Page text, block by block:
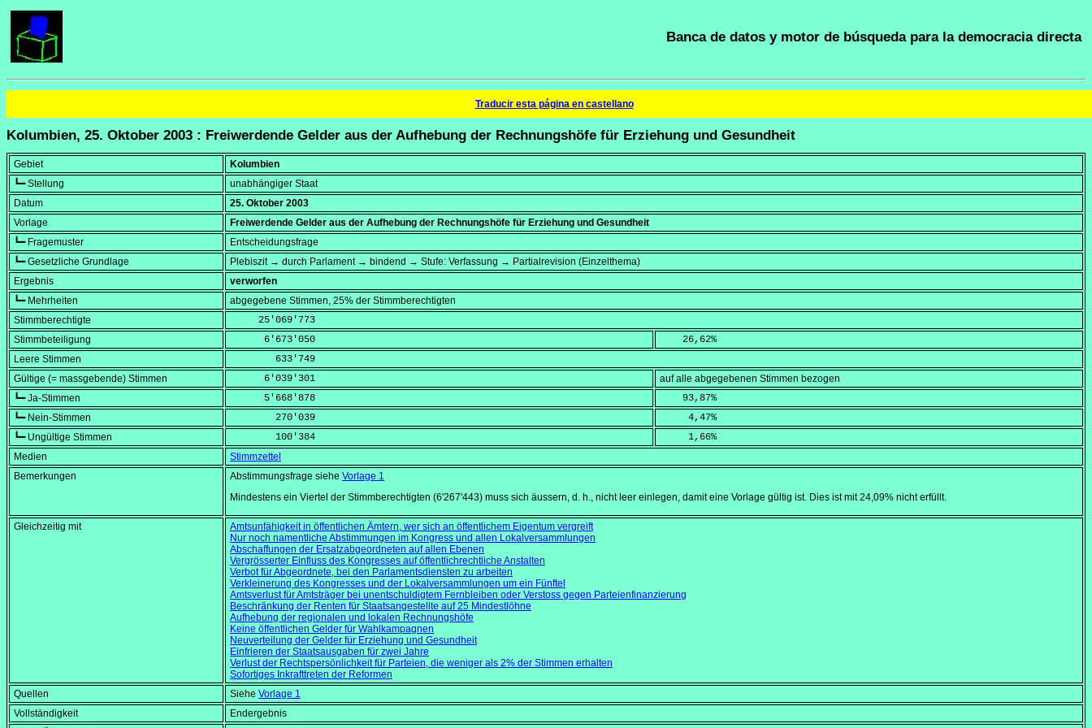
Banca de datos y motor de búsqueda para la democracia directa
Traducir esta página en castellano
Kolumbien, 25. Oktober 2003 : Freiwerdende Gelder aus der Aufhebung der Rechnungshöfe für Erziehung und Gesundheit
Gebiet
Kolumbien
┗━ Stellung
unabhängiger Staat
Datum
25. Oktober 2003
Vorlage
Freiwerdende Gelder aus der Aufhebung der Rechnungshöfe für Erziehung und Gesundheit
┗━ Fragemuster
Entscheidungsfrage
┗━ Gesetzliche Grundlage
Plebiszit → durch Parlament → bindend → Stufe: Verfassung → Partialrevision (Einzelthema)
Ergebnis
verworfen
┗━ Mehrheiten
abgegebene Stimmen, 25% der Stimmberechtigten
Stimmberechtigte
     25'069'773
Stimmbeteiligung
      6'673'050
    26,62
%
Leere Stimmen
        633'749
Gültige (= massgebende) Stimmen
      6'039'301
auf alle abgegebenen Stimmen bezogen
┗━ Ja-Stimmen
      5'668'878
    93,87
%
┗━ Nein-Stimmen
        270'039
     4,47
%
┗━ Ungültige Stimmen
        100'384
     1,66
%
Medien
Stimmzettel
Bemerkungen
Abstimmungsfrage siehe Vorlage 1
Mindestens ein Viertel der Stimmberechtigten (6'267'443) muss sich äussern, d. h., nicht leer einlegen, damit eine Vorlage gültig ist. Dies ist mit 24,09% nicht erfüllt.
Gleichzeitig mit
Amtsunfähigkeit in öffentlichen Ämtern, wer sich an öffentlichem Eigentum vergreift
Nur noch namentliche Abstimmungen im Kongress und allen Lokalversammlungen
Abschaffungen der Ersatzabgeordneten auf allen Ebenen
Vergrösserter Einfluss des Kongresses auf öffentlichrechtliche Anstalten
Verbot für Abgeordnete, bei den Parlamentsdiensten zu arbeiten
Verkleinerung des Kongresses und der Lokalversammlungen um ein Fünftel
Amtsverlust für Amtsträger bei unentschuldigtem Fernbleiben oder Verstoss gegen Parteienfinanzierung
Beschränkung der Renten für Staatsangestellte auf 25 Mindestlöhne
Aufhebung der regionalen und lokalen Rechnungshöfe
Keine öffentlichen Gelder für Wahlkampagnen
Neuverteilung der Gelder für Erziehung und Gesundheit
Einfrieren der Staatsausgaben für zwei Jahre
Verlust der Rechtspersönlichkeit für Parteien, die weniger als 2% der Stimmen erhalten
Sofortiges Inkrafttreten der Reformen
Quellen
Siehe Vorlage 1
Vollständigkeit
Endergebnis